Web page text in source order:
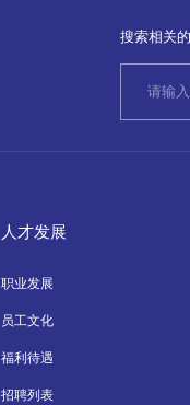
搜索相关
人才发展
职业发展
员工文化
福利待遇
招聘列表